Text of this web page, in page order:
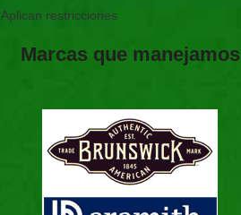
Aplican restricciones
Marcas que manejamos